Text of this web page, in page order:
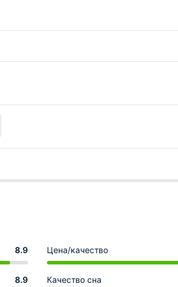
8.9 Цена/качество
8.9 Качество сна